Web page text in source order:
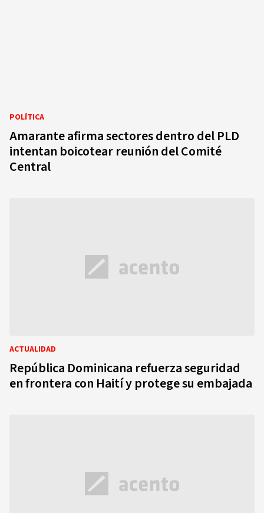
POLÍTICA
Amarante afirma sectores dentro del PLD
intentan boicotear reunión del Comité
Central
ACTUALIDAD
República Dominicana refuerza seguridad
en frontera con Haití y protege su embajada